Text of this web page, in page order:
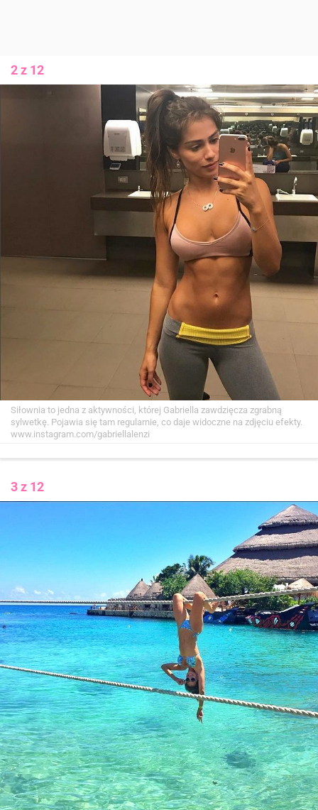
2 z 12
Siłownia to jedna z aktywności, której Gabriella zawdzięcza zgrabną
sylwetkę. Pojawia się tam regularnie, co daje widoczne na zdjęciu efekty.
www.instagram.com/gabriellalenzi
3 z 12